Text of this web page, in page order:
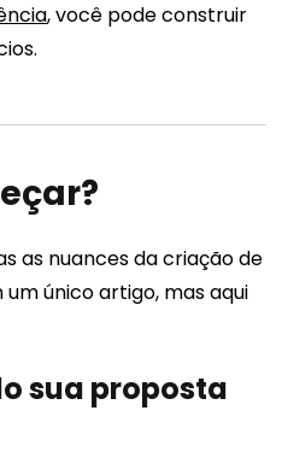
, você pode construir
as nuances da criação de
único artigo, mas aqui
sua proposta